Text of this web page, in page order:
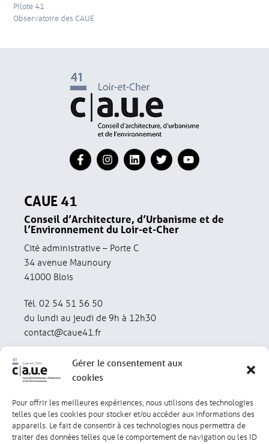
Gérer le consentement aux
cookies
Pour offrir les meilleures expériences, nous utilisons des technologies
telles que les cookies pour stocker et/ou accéder aux informations des
appareils. Le fait de consentir à ces technologies nous permettra de
traiter des données telles que le comportement de navigation ou les ID
Pilote 41
Observatoire des CAUE
CAUE 41
Conseil d’Architecture, d’Urbanisme et de
l’Environnement du Loir-et-Cher
Cité administrative – Porte C
34 avenue Maunoury
41000 Blois
Tél. 02 54 51 56 50
du lundi au jeudi de 9h à 12h30
contact@caue41.fr
Mentions légales Politique de confidentialité
Lexique Réalisation : olivgraphic.com